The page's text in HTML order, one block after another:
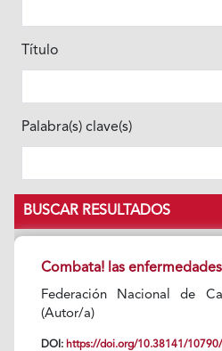
Título
Palabra(s) clave(s)
BUSCAR RESULTADOS
Combata! las
Federación Nacional de
(Autor/a)
DOI: https://doi.org/10.38141/